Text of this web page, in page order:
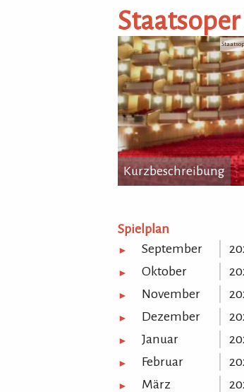
Kurzbeschreibung
Spielplan
► September
► Oktober
► November
► Dezember
► Januar
► Februar
► März